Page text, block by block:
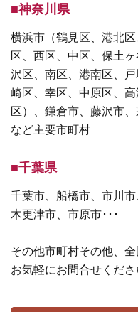
■神奈川県
横浜市（鶴見区、港北
区、西区、中区、保土
沢区、南区、港南区、
崎区、幸区、中原区、
区）、鎌倉市、藤沢市
など主要市町村
■千葉県
千葉市、船橋市、市川
木更津市、市原市･･･
その他市町村その他、
お気軽にお問合せくださ